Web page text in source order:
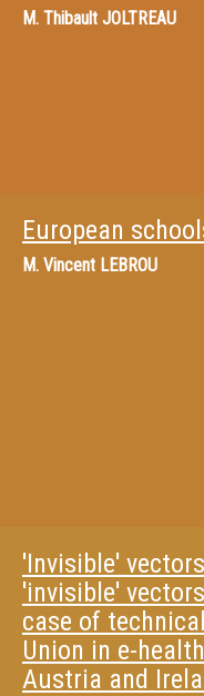
M. Thibault JOLTREAU
European
M. Vincent LEBROU
'Invisible'
'invisible'
case of
Union in e-
Austria and